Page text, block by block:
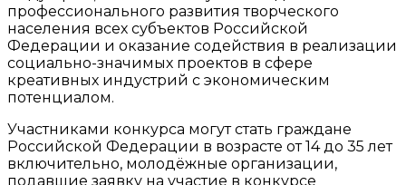
профессионального развития творческого
населения всех субъектов Российской
Федерации и оказание содействия в реализации
социально-значимых проектов в сфере
креативных индустрий с экономическим
потенциалом.
Участниками конкурса могут стать граждане
Российской Федерации в возрасте от 14 до 35 лет
включительно, молодёжные организации,
подавшие заявку на участие в конкурсе